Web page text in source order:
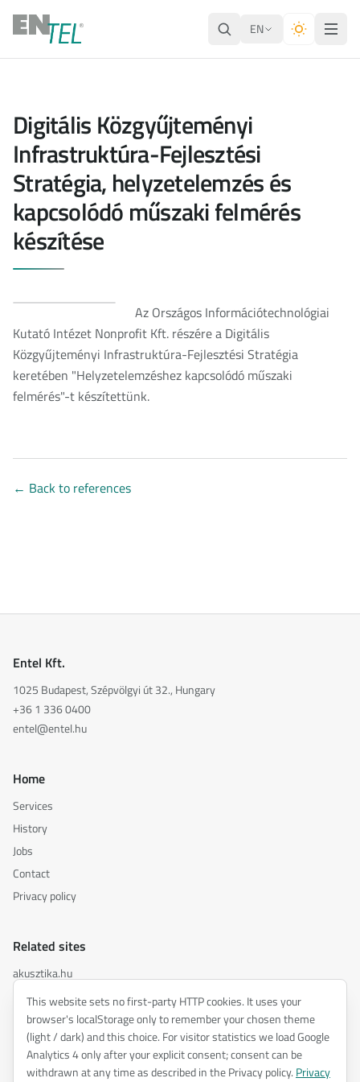
EN
Digitális Közgyűjteményi
Infrastruktúra-Fejlesztési
Stratégia, helyzetelemzés és
kapcsolódó műszaki felmérés
készítése
Az Országos Információtechnológiai
Kutató Intézet Nonprofit Kft. részére a Digitális
Közgyűjteményi Infrastruktúra-Fejlesztési Stratégia
keretében "Helyzetelemzéshez kapcsolódó műszaki
felmérés"-t készítettünk.
← Back to references
Entel Kft.
1025 Budapest, Szépvölgyi út 32., Hungary
+36 1 336 0400
entel@entel.hu
Home
Services
History
Jobs
Contact
Privacy policy
Related sites
akusztika.hu
inspiredacoustics.com
soundy.ai
irat.ai
This website sets no first-party HTTP cookies. It uses your
browser's localStorage only to remember your chosen theme
(light / dark) and this choice. For visitor statistics we load Google
Analytics 4 only after your explicit consent; consent can be
withdrawn at any time as described in the Privacy policy. Privacy